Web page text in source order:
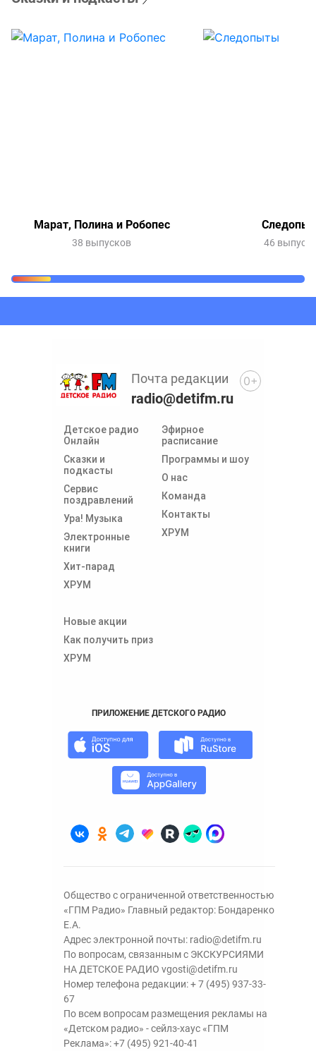
Марат, Полина и Робопес
38 выпусков 46
Детское радио
Онлайн
Сказки и
подкасты
Сервис
поздравлений
Ура! Музыка
Электронные
книги
Хит-парад
ХРУМ
Эфирное
расписание
Программы и шоу
О нас
Команда
Контакты
ХРУМ
Новые акции
Как получить приз
ХРУМ
Почта редакции
radio@detifm.ru
ПРИЛОЖЕНИЕ ДЕТСКОГО РАДИО
0+
Общество с ограниченной ответственностью
«ГПМ Радио» Главный редактор: Бондаренко
Е.А.
Адрес электронной почты: radio@detifm.ru
По вопросам, связанным с ЭКСКУРСИЯМИ
НА ДЕТСКОЕ РАДИО vgosti@detifm.ru
Номер телефона редакции:+ 7 (495) 937-33-
67
По всем вопросам размещения рекламы на
«Детском радио» - сейлз-хаус «ГПМ
Реклама»:+7 (495) 921-40-41